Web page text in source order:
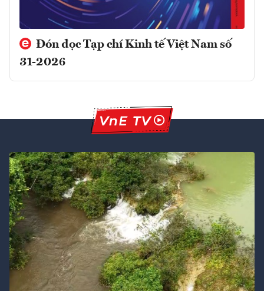
Đón đọc Tạp chí Kinh tế Việt Nam số
31-2026